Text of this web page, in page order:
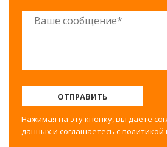
ОТПРАВИТЬ
Нажимая на эту кнопку, вы даете
данных и соглашаетесь сполитикой